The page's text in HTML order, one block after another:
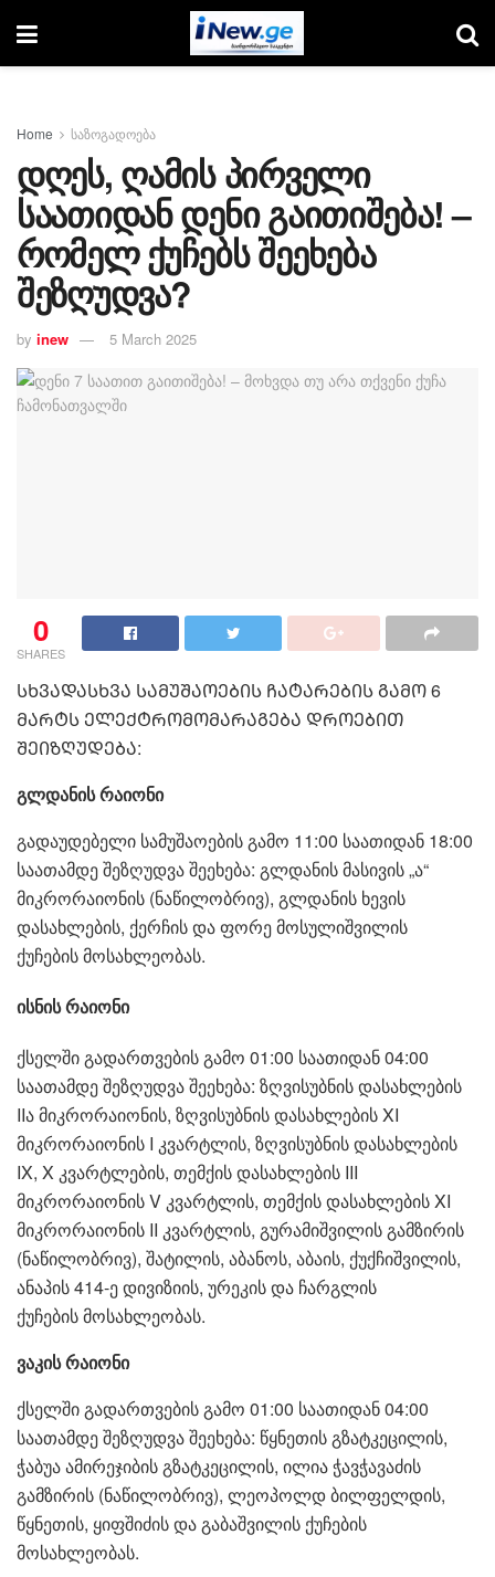
Home საზოგადოება
დღეს, ღამის პირველი
საათიდან დენი გაითიშება! –
რომელ ქუჩებს შეეხება
შეზღუდვა?
by inew 5 March 2025
0
SHARES
ᲡᲮᲕᲐᲓᲐᲡᲮᲕᲐ ᲡᲐᲛᲣᲨᲐᲝᲔᲑᲘᲡ ᲩᲐᲢᲐᲠᲔᲑᲘᲡ ᲒᲐᲛᲝ 6
ᲛᲐᲠᲢᲡ ᲔᲚᲔᲥᲢᲠᲝᲛᲝᲛᲐᲠᲐᲒᲔᲑᲐ ᲓᲠᲝᲔᲑᲘᲗ
ᲨᲔᲘᲖᲦᲣᲓᲔᲑᲐ:
გლდანის რაიონი
გადაუდებელი სამუშაოების გამო 11:00 საათიდან 18:00
საათამდე შეზღუდვა შეეხება: გლდანის მასივის „ა“
მიკრორაიონის (ნაწილობრივ), გლდანის ხევის
დასახლების, ქერჩის და ფორე მოსულიშვილის
ქუჩების მოსახლეობას.
ისნის რაიონი
ქსელში გადართვების გამო 01:00 საათიდან 04:00
საათამდე შეზღუდვა შეეხება: ზღვისუბნის დასახლების
IIა მიკრორაიონის, ზღვისუბნის დასახლების XI
მიკრორაიონის I კვარტლის, ზღვისუბნის დასახლების
IX, X კვარტლების, თემქის დასახლების III
მიკრორაიონის V კვარტლის, თემქის დასახლების XI
მიკრორაიონის II კვარტლის, გურამიშვილის გამზირის
(ნაწილობრივ), შატილის, აბანოს, აბაის, ქუქჩიშვილის,
ანაპის 414-ე დივიზიის, ურეკის და ჩარგლის
ქუჩების მოსახლეობას.
ვაკის რაიონი
ქსელში გადართვების გამო 01:00 საათიდან 04:00
საათამდე შეზღუდვა შეეხება: წყნეთის გზატკეცილის,
ჭაბუა ამირეჯიბის გზატკეცილის, ილია ჭავჭავაძის
გამზირის (ნაწილობრივ), ლეოპოლდ ბილფელდის,
წყნეთის, ყიფშიძის და გაბაშვილის ქუჩების
მოსახლეობას.